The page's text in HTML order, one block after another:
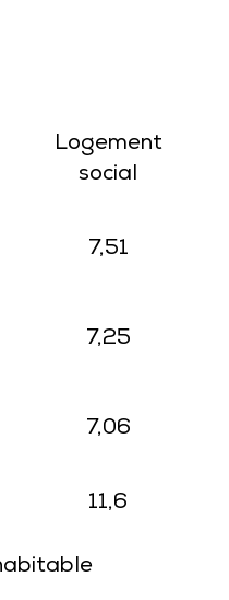
Logement
social
7,51
7,25
7,06
11,6